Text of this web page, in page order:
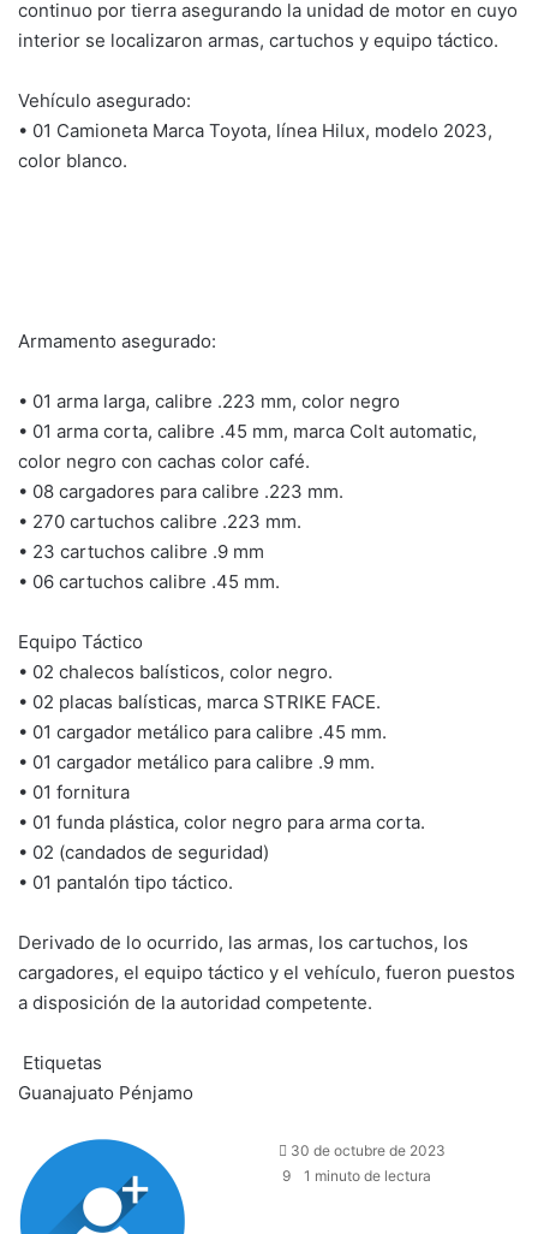
continuo por tierra asegurando la unidad de motor en cuyo
interior se localizaron armas, cartuchos y equipo táctico.
Vehículo asegurado:
• 01 Camioneta Marca Toyota, línea Hilux, modelo 2023,
color blanco.
Armamento asegurado:
• 01 arma larga, calibre .223 mm, color negro
• 01 arma corta, calibre .45 mm, marca Colt automatic,
color negro con cachas color café.
• 08 cargadores para calibre .223 mm.
• 270 cartuchos calibre .223 mm.
• 23 cartuchos calibre .9 mm
• 06 cartuchos calibre .45 mm.
Equipo Táctico
• 02 chalecos balísticos, color negro.
• 02 placas balísticas, marca STRIKE FACE.
• 01 cargador metálico para calibre .45 mm.
• 01 cargador metálico para calibre .9 mm.
• 01 fornitura
• 01 funda plástica, color negro para arma corta.
• 02 (candados de seguridad)
• 01 pantalón tipo táctico.
Derivado de lo ocurrido, las armas, los cartuchos, los
cargadores, el equipo táctico y el vehículo, fueron puestos
a disposición de la autoridad competente.
Etiquetas
Guanajuato Pénjamo
30 de octubre de 2023
9
1 minuto de lectura